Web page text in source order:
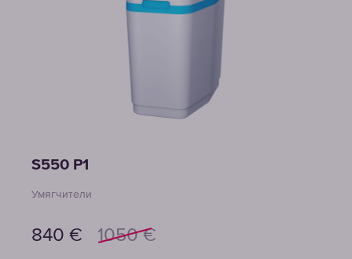
S550 P1
Умягчители
840 € 1050 €